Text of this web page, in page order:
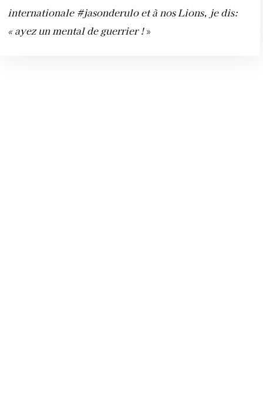
internationale #jasonderuloet à nos Lions, je dis:
« ayez un mental de guerrier !»